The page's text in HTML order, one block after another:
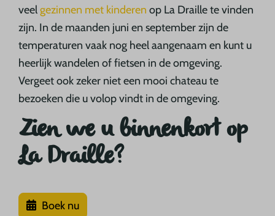
veelgezinnen met kinderen op La Draille te vinden
zijn. In de maanden juni en september zijn de
temperaturen vaak nog heel aangenaam en kunt u
heerlijk wandelen of fietsen in de omgeving.
Vergeet ook zeker niet een mooi chateau te
bezoeken die u volop vindt in de omgeving.
Zien we u binnenkort op
La Draille?
Boek nu